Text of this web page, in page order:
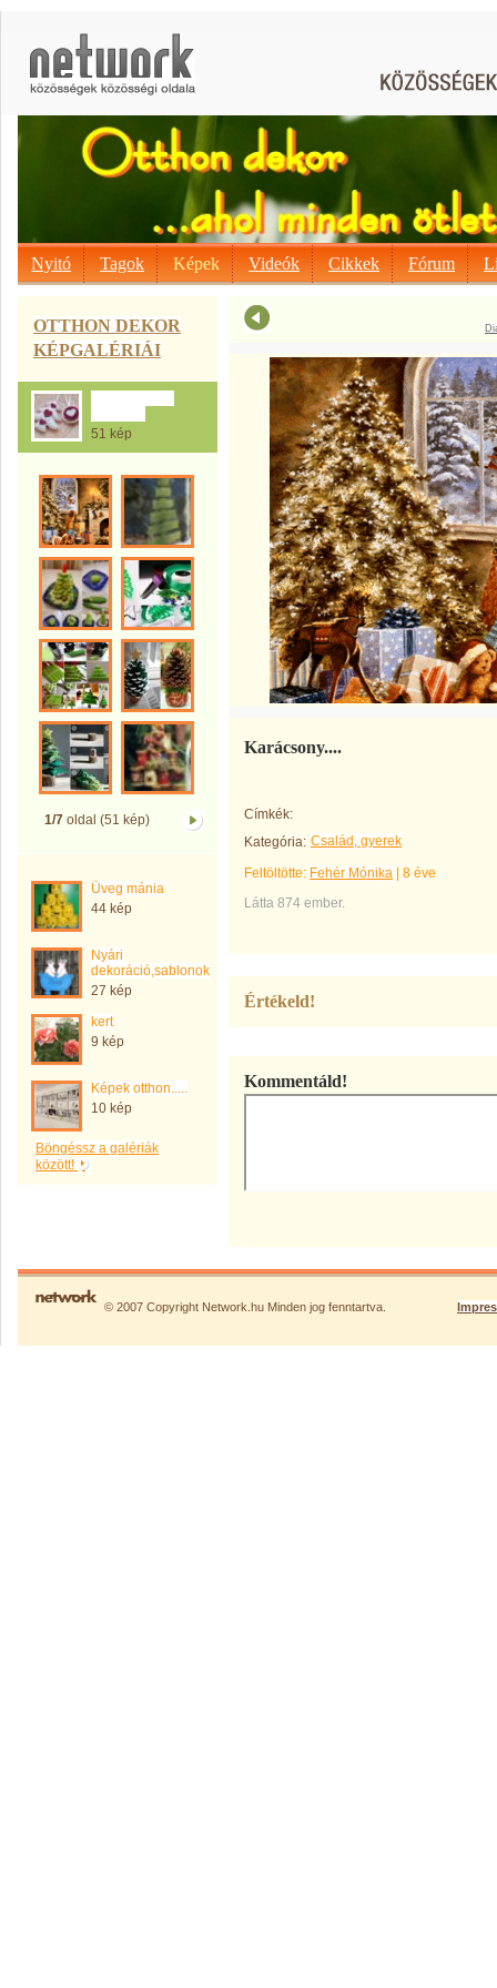
Nyitó Tagok Képek Videók Cikkek Fórum
OTTHON DEKOR
KÉPGALÉRIÁI
51 kép
1/7oldal (51 kép)
Üveg mánia
44 kép
Nyári
dekoráció,sablonok
27 kép
kert
9 kép
Képek otthon.....
10 kép
Böngéssz a galériák
között!
Karácsony....
Címkék:
Kategória: Család, gyerek
Feltöltötte: Fehér Mónika
8 éve
Látta 874 ember.
Értékeld!
Kommentáld!
© 2007 Copyright Network.hu Minden jog fenntartva.